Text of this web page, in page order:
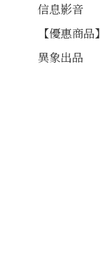
信息影音
【優惠商品】
異象出品